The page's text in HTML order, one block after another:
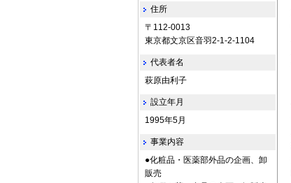
住所
〒112-0013
東京都文京区音羽2-1-2-1104
代表者名
萩原由利子
設立年月
1995年5月
事業内容
●化粧品・医薬部外品の企画、卸
販売